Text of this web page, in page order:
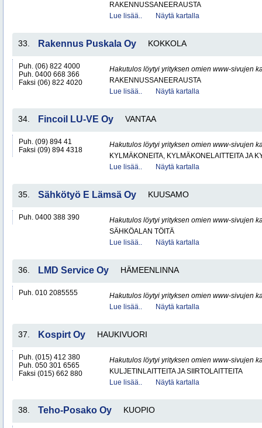
RAKENNUSSANEERAUSTA
Lue lisää..
Näytä kartalla
33. Rakennus Puskala Oy KOKKOLA
Puh. (06) 822 4000
Puh. 0400 668 366
Faksi (06) 822 4020
Hakutulos löytyi yrityksen omien www-sivujen
RAKENNUSSANEERAUSTA
Lue lisää..
Näytä kartalla
34. Fincoil LU-VE Oy VANTAA
Puh. (09) 894 41
Faksi (09) 894 4318
Hakutulos löytyi yrityksen omien www-sivujen
KYLMÄKONEITA, KYLMÄKONELAITTEITA JA
Lue lisää..
Näytä kartalla
35. Sähkötyö E Lämsä Oy KUUSAMO
Puh. 0400 388 390
Hakutulos löytyi yrityksen omien www-sivujen
SÄHKÖALAN TÖITÄ
Lue lisää..
Näytä kartalla
36. LMD Service Oy HÄMEENLINNA
Puh. 010 2085555
Hakutulos löytyi yrityksen omien www-sivujen
Lue lisää..
Näytä kartalla
37. Kospirt Oy HAUKIVUORI
Puh. (015) 412 380
Puh. 050 301 6565
Faksi (015) 662 880
Hakutulos löytyi yrityksen omien www-sivujen
KULJETINLAITTEITA JA SIIRTOLAITTEITA
Lue lisää..
Näytä kartalla
38. Teho-Posako Oy KUOPIO